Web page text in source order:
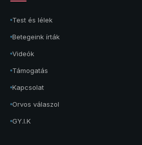
Test és lélek
Betegeink írták
Videók
Támogatás
Kapcsolat
Orvos válaszol
GY.I.K